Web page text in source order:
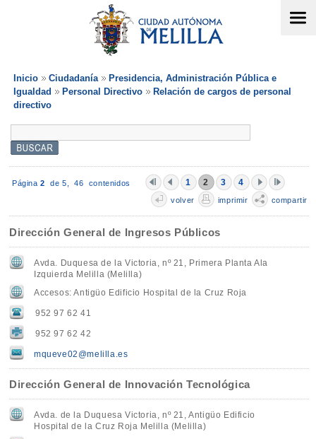
Inicio Ciudadanía
Presidencia, Administración Pública e
Igualdad
Personal Directivo
Relación de cargos de personal
directivo
Página 2 de 5,46 contenidos 1 2 3 4
volver imprimir compartir
Dirección General de Ingresos Públicos
Avda. Duquesa de la Victoria, nº 21, Primera Planta Ala
Izquierda Melilla (Melilla)
Accesos: Antigüo Edificio Hospital de la Cruz Roja
952 97 62 41
952 97 62 42
mqueve02@melilla.es
Dirección General de Innovación Tecnológica
Avda. de la Duquesa Victoria, nº 21, Antigüo Edificio
Hospital de la Cruz Roja Melilla (Melilla)